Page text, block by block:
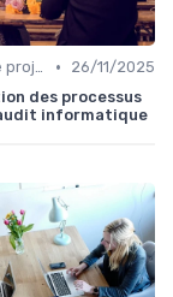
Gestion de projet •
26/11/2025
des processus
informatique